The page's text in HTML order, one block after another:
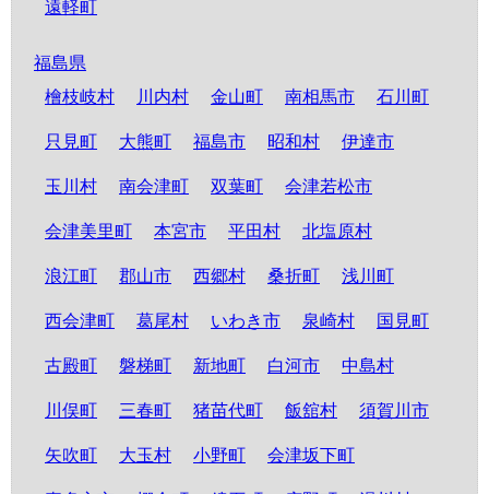
遠軽町
福島県
檜枝岐村
川内村 金山町 南相馬市 石川町
只見町 大熊町 福島市 昭和村 伊達市
玉川村 南会津町 双葉町 会津若松市
会津美里町 本宮市 平田村 北塩原村
浪江町 郡山市 西郷村 桑折町 浅川町
西会津町 葛尾村 いわき市 泉崎村 国見町
古殿町 磐梯町 新地町 白河市 中島村
川俣町 三春町 猪苗代町 飯舘村 須賀川市
矢吹町 大玉村 小野町 会津坂下町